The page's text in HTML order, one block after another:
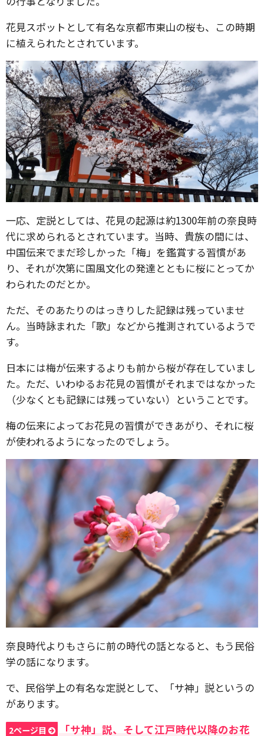
花見スポットとして有名な京都市東山の桜も、この時期
に植えられたとされています。
一応、定説としては、花見の起源は約1300年前の奈良時
代に求められるとされています。当時、貴族の間には、
中国伝来でまだ珍しかった「梅」を鑑賞する習慣があ
り、それが次第に国風文化の発達とともに桜にとってか
わられたのだとか。
ただ、そのあたりのはっきりした記録は残っていませ
ん。当時詠まれた「歌」などから推測されているようで
す。
日本には梅が伝来するよりも前から桜が存在していまし
た。ただ、いわゆるお花見の習慣がそれまではなかった
（少なくとも記録には残っていない）ということです。
梅の伝来によってお花見の習慣ができあがり、それに桜
が使われるようになったのでしょう。
奈良時代よりもさらに前の時代の話となると、もう民俗
学の話になります。
で、民俗学上の有名な定説として、「サ神」説というの
があります。
2ページ目 「サ神」説、そして江戸時代以降のお花